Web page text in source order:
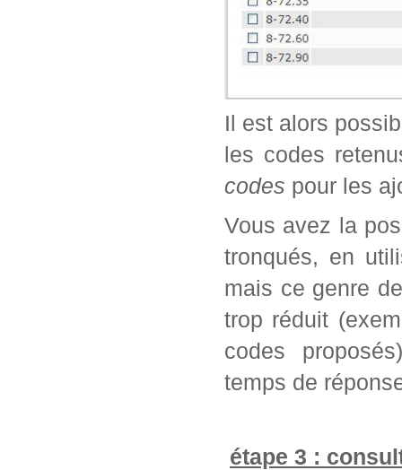
Il est alors
les codes
codes pour les
Vous avez la
tronqués, en
mais ce genre
trop réduit
codes
temps de
étape 3 :